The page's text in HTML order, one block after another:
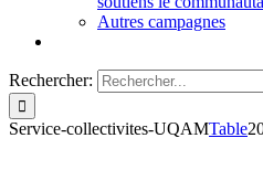
Autres campagnes
Rechercher:
Service-collectivites-UQAMTable